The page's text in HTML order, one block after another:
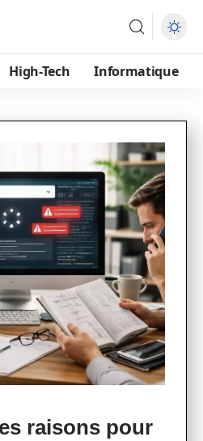
High-Tech Informatique
raisons pour